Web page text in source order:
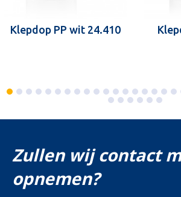
Klepdop PP wit 24.410
Zullen wij contact
opnemen?